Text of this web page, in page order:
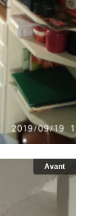
Avant